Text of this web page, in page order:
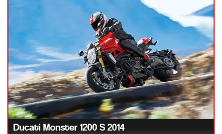
Ducati Monster 1200 S 2014